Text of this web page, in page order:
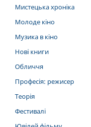
Мистецька хроніка
Молоде кіно
Музика в кіно
Нові книги
Обличчя
Професія: режисер
Теорія
Фестивалі